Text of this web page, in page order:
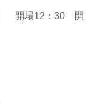
） 開場12：30 開